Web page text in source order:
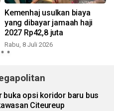
Kemenhaj usulkan biaya
yang dibayar jamaah haji
2027 Rp42,8 juta
Rabu, 8 Juli 2026
buka opsi koridor baru bus
Citeureup